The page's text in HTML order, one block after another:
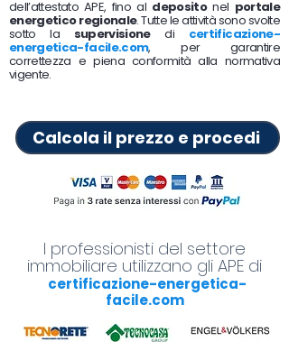
dell’attestato APE, fino al depositonel portale
energetico regionale. Tutte le attività sono svolte
sotto la supervisionedi certificazione-
energetica-facile.com, per garantire
correttezza e piena conformità alla normativa
vigente.
Calcola il prezzo e procedi
I professionisti del settore
immobiliare utilizzano gli APE di
certificazione-energetica-
facile.com